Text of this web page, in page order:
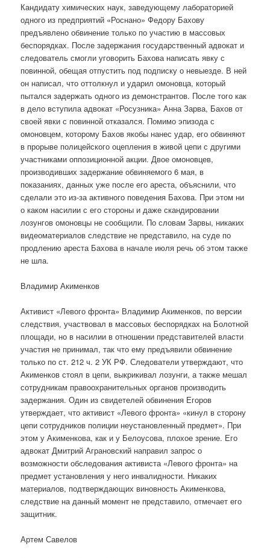
Кандидату химических наук, заведующему лабораторией
одного из предприятий «Роснано» Федору Бахову
предъявлено обвинение только по участию в массовых
беспорядках. После задержания государственный адвокат и
следователь смогли уговорить Бахова написать явку с
повинной, обещая отпустить под подписку о невыезде. В ней
он написал, что оттолкнул и ударил омоновца, который
пытался задержать одного из демонстрантов. После того как
в дело вступила адвокат «Росузника» Анна Зарва, Бахов от
своей явки с повинной отказался. Помимо эпизода с
омоновцем, которому Бахов якобы нанес удар, его обвиняют
в прорыве полицейского оцепления в живой цепи с другими
участниками оппозиционной акции. Двое омоновцев,
производивших задержание обвиняемого 6 мая, в
показаниях, данных уже после его ареста, объяснили, что
сделали это из-за активного поведения Бахова. При этом ни
о каком насилии с его стороны и даже скандировании
лозунгов омоновцы не сообщили. По словам Зарвы, никаких
видеоматериалов следствие не представило, на суде по
продлению ареста Бахова в начале июля речь об этом также
не шла.
Владимир Акименков
Активист «Левого фронта» Владимир Акименков, по версии
следствия, участвовал в массовых беспорядках на Болотной
площади, но в насилии в отношении представителей власти
участия не принимал, так что ему предъявили обвинение
только по ст. 212 ч. 2 УК РФ. Следователи утверждают, что
Акименков стоял в цепи, выкрикивал лозунги, а также мешал
сотрудникам правоохранительных органов производить
задержания. Один из свидетелей обвинения Егоров
утверждает, что активист «Левого фронта» «кинул в сторону
цепи сотрудников полиции неустановленный предмет». При
этом у Акименкова, как и у Белоусова, плохое зрение. Его
адвокат Дмитрий Аграновский направил запрос о
возможности обследования активиста «Левого фронта» на
предмет установления у него инвалидности. Никаких
материалов, подтверждающих виновность Акименкова,
следствие на данный момент не представило, отмечает его
защитник.
Артем Савелов